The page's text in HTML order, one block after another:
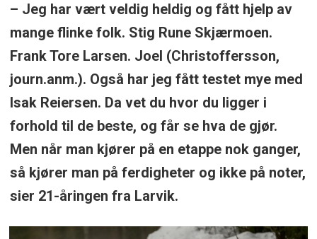
– Jeg har vært veldig heldig og fått hjelp av
mange flinke folk. Stig Rune Skjærmoen.
Frank Tore Larsen. Joel (Christoffersson,
journ.anm.). Også har jeg fått testet mye med
Isak Reiersen. Da vet du hvor du ligger i
forhold til de beste, og får se hva de gjør.
Men når man kjører på en etappe nok ganger,
så kjører man på ferdigheter og ikke på noter,
sier 21-åringen fra Larvik.